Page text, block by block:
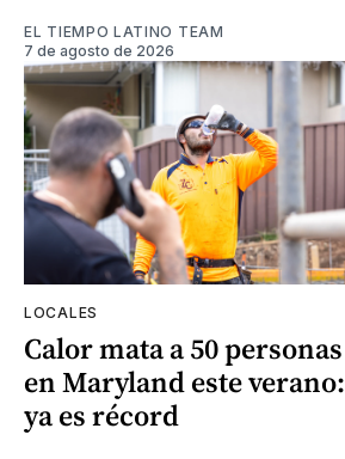
EL TIEMPO LATINO TEAM
7 de agosto de 2026
LOCALES
Calor mata a 50 personas
en Maryland este verano:
ya es récord